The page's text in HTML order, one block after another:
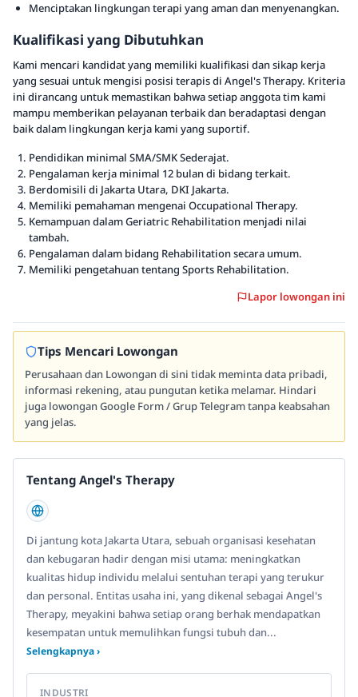
Menciptakan lingkungan terapi yang aman dan menyenangkan.
Kualifikasi yang Dibutuhkan
Kami mencari kandidat yang memiliki kualifikasi dan sikap kerja
yang sesuai untuk mengisi posisi terapis di Angel's Therapy. Kriteria
ini dirancang untuk memastikan bahwa setiap anggota tim kami
mampu memberikan pelayanan terbaik dan beradaptasi dengan
baik dalam lingkungan kerja kami yang suportif.
Pendidikan minimal SMA/SMK Sederajat.
Pengalaman kerja minimal 12 bulan di bidang terkait.
Berdomisili di Jakarta Utara, DKI Jakarta.
Memiliki pemahaman mengenai Occupational Therapy.
Kemampuan dalam Geriatric Rehabilitation menjadi nilai
tambah.
Pengalaman dalam bidang Rehabilitation secara umum.
Memiliki pengetahuan tentang Sports Rehabilitation.
Lapor lowongan ini
Tips Mencari Lowongan
Perusahaan dan Lowongan di sini tidak meminta data pribadi,
informasi rekening, atau pungutan ketika melamar. Hindari
juga lowongan Google Form / Grup Telegram tanpa keabsahan
yang jelas.
Tentang Angel's Therapy
Di jantung kota Jakarta Utara, sebuah organisasi kesehatan
dan kebugaran hadir dengan misi utama: meningkatkan
kualitas hidup individu melalui sentuhan terapi yang terukur
dan personal. Entitas usaha ini, yang dikenal sebagai Angel's
Therapy, meyakini bahwa setiap orang berhak mendapatkan
kesempatan untuk memulihkan fungsi tubuh dan...
Selengkapnya ›
INDUSTRI